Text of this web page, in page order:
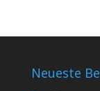
Neueste